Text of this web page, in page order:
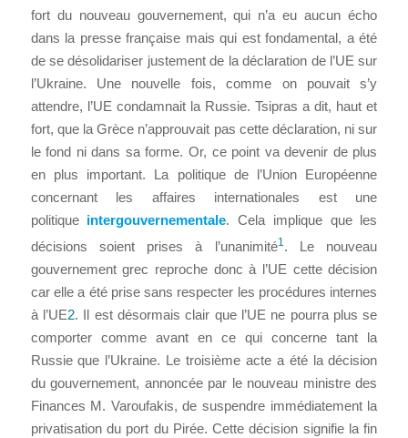
fort du nouveau gouvernement, qui n’a eu aucun écho
dans la presse française mais qui est fondamental, a été
de se désolidariser justement de la déclaration de l’UE sur
l’Ukraine. Une nouvelle fois, comme on pouvait s’y
attendre, l’UE condamnait la Russie. Tsipras a dit, haut et
fort, que la Grèce n’approuvait pas cette déclaration, ni sur
le fond ni dans sa forme. Or, ce point va devenir de plus
en plus important. La politique de l’Union Européenne
concernant les affaires internationales est une
politique intergouvernementale. Cela implique que les
décisions soient prises à l’unanimité1. Le nouveau
gouvernement grec reproche donc à l’UE cette décision
car elle a été prise sans respecter les procédures internes
à l’UE2. Il est désormais clair que l’UE ne pourra plus se
comporter comme avant en ce qui concerne tant la
Russie que l’Ukraine. Le troisième acte a été la décision
du gouvernement, annoncée par le nouveau ministre des
Finances M. Varoufakis, de suspendre immédiatement la
privatisation du port du Pirée. Cette décision signifie la fin